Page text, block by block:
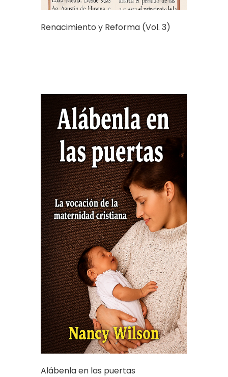
Renacimiento y Reforma (Vol. 3)
Alábenla en las puertas